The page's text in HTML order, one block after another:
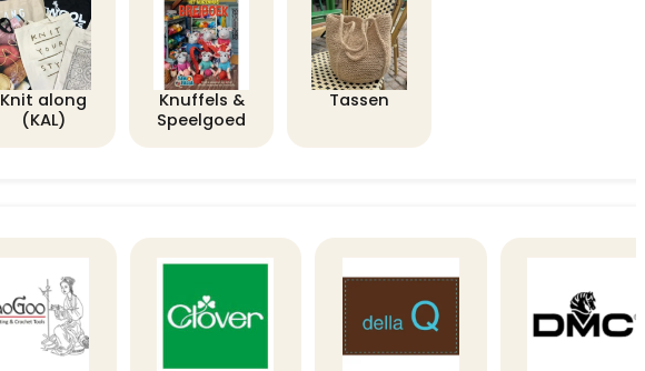
Knit along
(KAL)
Knuffels &
Speelgoed
Tassen